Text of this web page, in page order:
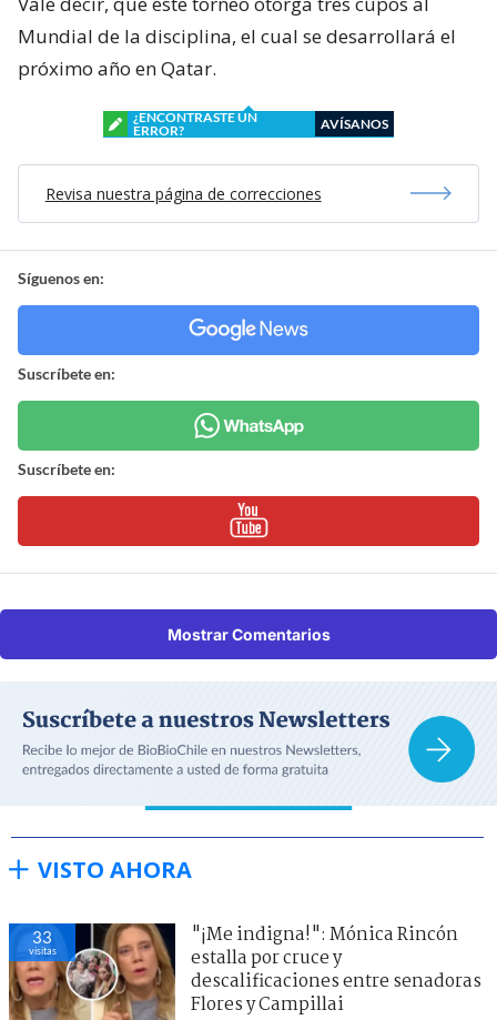
Mundial de la disciplina, el cual se desarrollará el
próximo año en Qatar.
¿ENCONTRASTE UN
ERROR?
AVÍSANOS
Revisa nuestra página de correcciones
Síguenos en:
Suscríbete en:
Suscríbete en:
Mostrar Comentarios
VISTO AHORA
33
visitas
"¡Me indigna!": Mónica Rincón
estalla por cruce y
descalificaciones entre senadoras
Flores y Campillai